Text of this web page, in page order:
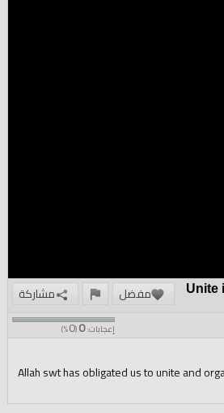
مفضل مشاركة
Unite
إعجابات:0
(
0
%)
Allah swt has obligated us to unite and